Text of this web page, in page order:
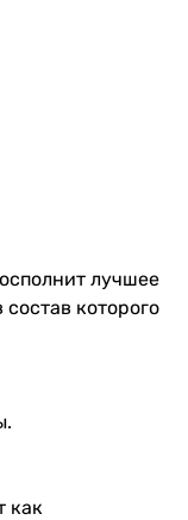
лучшее
которого
как